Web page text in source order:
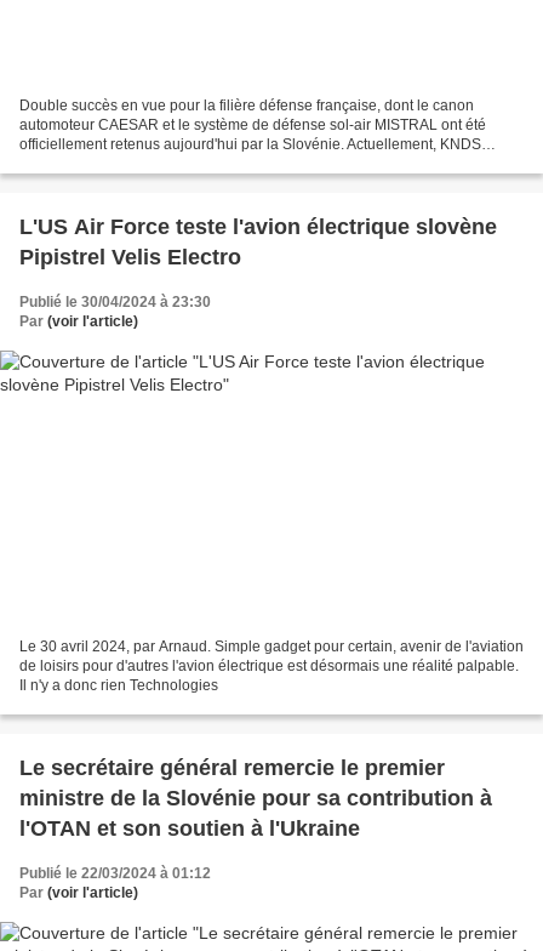
Double succès en vue pour la filière défense française, dont le canon
automoteur CAESAR et le système de défense sol-air MISTRAL ont été
officiellement retenus aujourd'hui par la Slovénie. Actuellement, KNDS
L'US Air Force teste l'avion électrique slovène
Pipistrel Velis Electro
Publié le 30/04/2024 à 23:30
Par (voir l'article)
Le 30 avril 2024, par Arnaud. Simple gadget pour certain, avenir de l'aviation
de loisirs pour d'autres l'avion électrique est désormais une réalité palpable.
Il n'y a donc rien Technologies
Le secrétaire général remercie le premier
ministre de la Slovénie pour sa contribution à
l'OTAN et son soutien à l'Ukraine
Publié le 22/03/2024 à 01:12
Par (voir l'article)